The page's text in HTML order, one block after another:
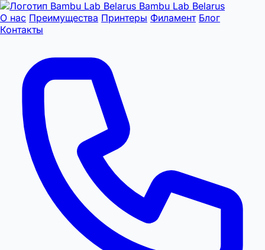
Bambu Lab Belarus
О нас Преимущества Принтеры Филамент Блог
Контакты